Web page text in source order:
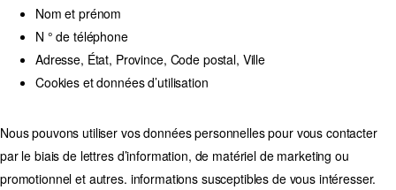
Nom et prénom
N ° de téléphone
Adresse, État, Province, Code postal, Ville
Cookies et données d’utilisation
Nous pouvons utiliser vos données personnelles pour vous contacter
par le biais de lettres d’information, de matériel de marketing ou
promotionnel et autres. informations susceptibles de vous intéresser.